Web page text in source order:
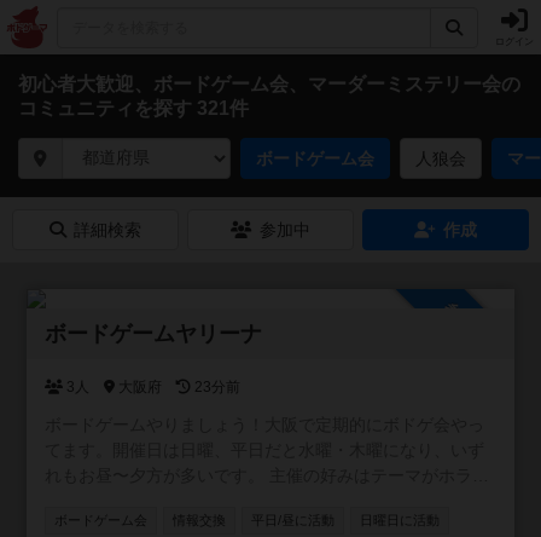
初心者大歓迎、ボードゲーム会、マーダーミステリー会の
コミュニティを探す 321件
ボードゲーム会 人狼会 マ
詳細検索 参加中 作成
ボードゲームヤリーナ
3人 大阪府 23分前
軽量〜中量級でメジャー作品よりは同人ゲームやマイナー
ボードゲーム会 情報交換 平日/昼に活動